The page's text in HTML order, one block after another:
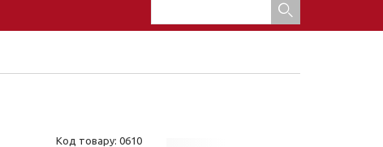
Код товару: 0610